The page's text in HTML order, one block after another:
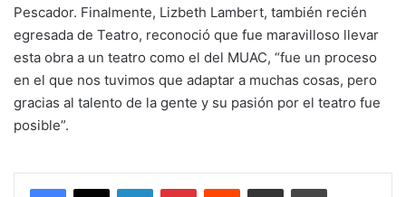
Pescador. Finalmente, Lizbeth Lambert, también recién
egresada de Teatro, reconoció que fue maravilloso llevar
esta obra a un teatro como el del MUAC, “fue un proceso
en el que nos tuvimos que adaptar a muchas cosas, pero
gracias al talento de la gente y su pasión por el teatro fue
posible”.
LinkedInPinterestReddit Share via Email Print